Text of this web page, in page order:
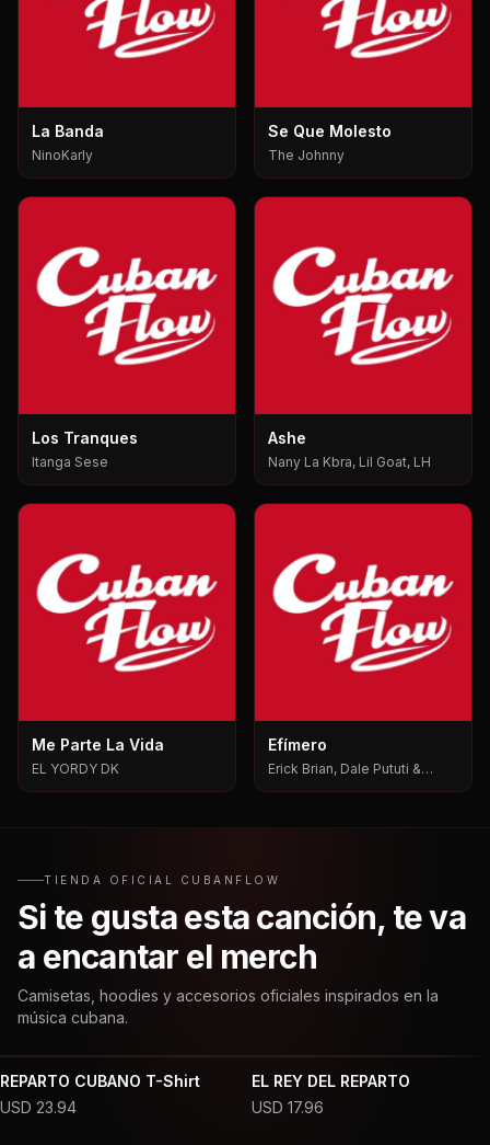
La Banda
NinoKarly
Se Que Molesto
The Johnny
Los Tranques
Itanga Sese
Ashe
Nany La Kbra, Lil Goat, LH
Me Parte La Vida
EL YORDY DK
Efímero
Erick Brian, Dale Pututi &
TIENDA OFICIAL CUBANFLOW
Si te gusta esta canción, te va
a encantar el merch
Camisetas, hoodies y accesorios oficiales inspirados en la
música cubana.
REPARTO CUBANO T-Shirt
USD 23.94
EL REY DEL REPARTO
USD 17.96